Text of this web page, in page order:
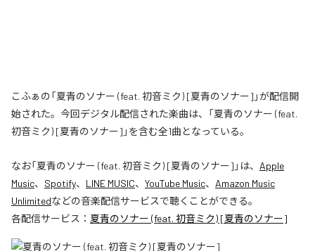
こふぁの「夏青のソナー (feat. 初音ミク) [夏青のソナー]」が配信開
始された。今回デジタル配信された楽曲は、「夏青のソナー (feat.
初音ミク) [夏青のソナー]」を含む全1曲となっている。
なお「夏青のソナー (feat. 初音ミク) [夏青のソナー] 」は、 Apple
Music、 Spotify、 LINE MUSIC、 YouTube Music、 Amazon Music
Unlimitedなどの音楽配信サービスで聴くことができる。
各配信サービス： 夏青のソナー (feat. 初音ミク) [夏青のソナー]